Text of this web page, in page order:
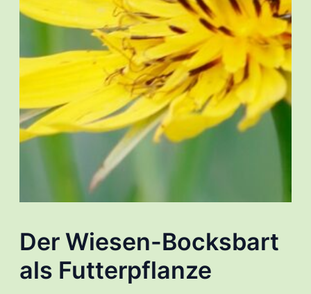
Der Wiesen-Bocksbart
als Futterpflanze